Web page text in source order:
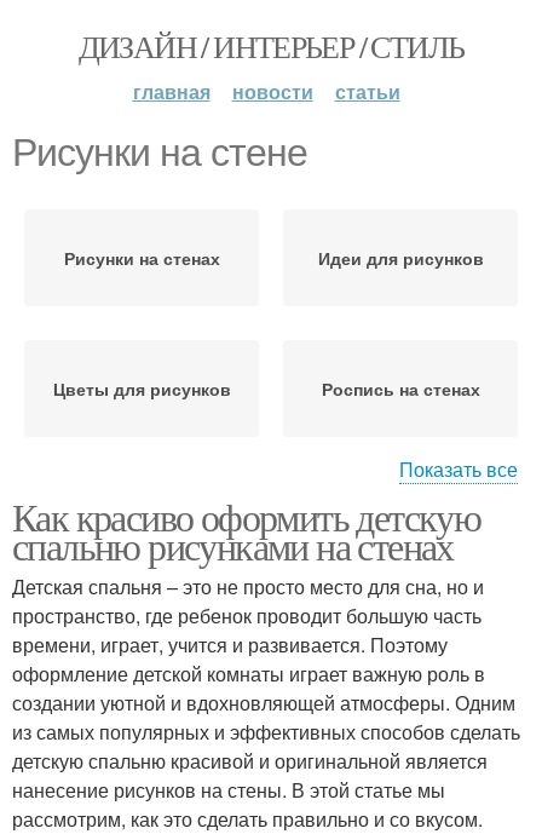
ДИЗАЙН / ИНТЕРЬЕР / СТИЛЬ
главная новости статьи
Рисунки на стене
Рисунки на стенах Идеи для рисунков
Цветы для рисунков Роспись на стенах
Стены с помощью Стен с помощью
Стен в интерьере
Стены для интерьерной
росписи
Узоры на стенах Стен к раскраске
Показать все
Как красиво оформить детскую
спальню рисунками на стенах
Детская спальня – это не просто место для сна, но и
пространство, где ребенок проводит большую часть
времени, играет, учится и развивается. Поэтому
оформление детской комнаты играет важную роль в
создании уютной и вдохновляющей атмосферы. Одним
из самых популярных и эффективных способов сделать
детскую спальню красивой и оригинальной является
нанесение рисунков на стены. В этой статье мы
рассмотрим, как это сделать правильно и со вкусом.